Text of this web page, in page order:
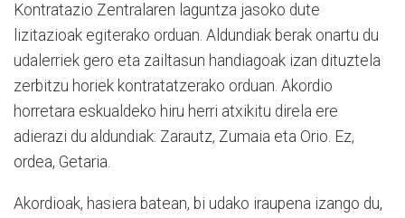
Kontratazio Zentralaren laguntza jasoko dute
lizitazioak egiterako orduan. Aldundiak berak onartu du
udalerriek gero eta zailtasun handiagoak izan dituztela
zerbitzu horiek kontratatzerako orduan. Akordio
horretara eskualdeko hiru herri atxikitu direla ere
adierazi du aldundiak: Zarautz, Zumaia eta Orio. Ez,
ordea, Getaria.
Akordioak, hasiera batean, bi udako iraupena izango du,